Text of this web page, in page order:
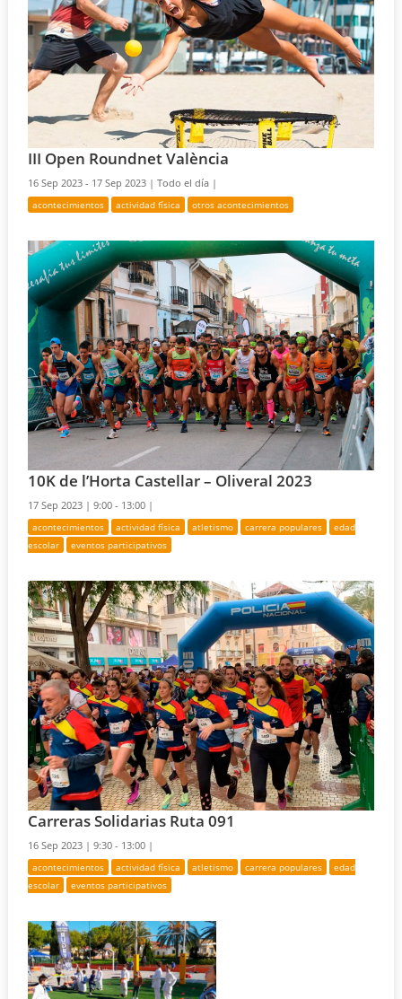
III Open Roundnet València
16 Sep 2023 - 17 Sep 2023 |Todo el día |
acontecimientos actividad física otros acontecimientos
10K de l’Horta Castellar – Oliveral 2023
17 Sep 2023 |9:00 - 13:00 |
acontecimientos actividad física atletismo carrera populares
edad
escolar
eventos participativos
Carreras Solidarias Ruta 091
16 Sep 2023 |9:30 - 13:00 |
acontecimientos actividad física atletismo carrera populares
edad
escolar
eventos participativos